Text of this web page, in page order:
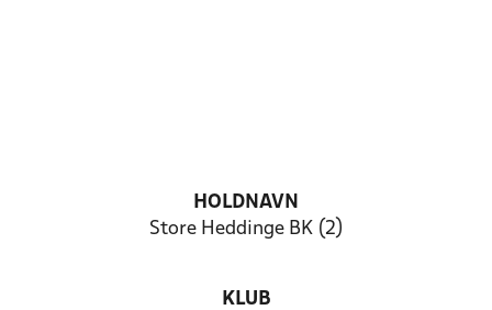
HOLDNAVN
Store Heddinge BK (2)
KLUB